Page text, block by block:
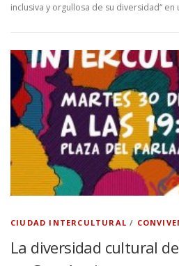
inclusiva y orgullosa de su diversidad‘‘ en
CIUDAD INTERCULTURAL /
La diversidad cultural